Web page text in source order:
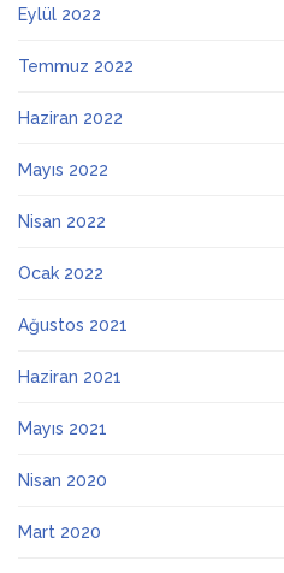
Eylül 2022
Temmuz 2022
Haziran 2022
Mayıs 2022
Nisan 2022
Ocak 2022
Ağustos 2021
Haziran 2021
Mayıs 2021
Nisan 2020
Mart 2020